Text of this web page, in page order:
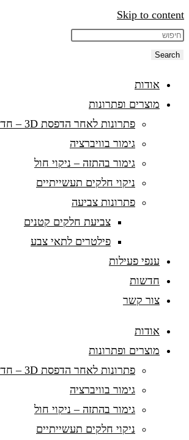
Skip to content
Search
אודות
מוצרים ופתרונות
פתרונות לאחר הדפסת 3D – חדש!
גימור בוויברציה
גימור בהתזה – ניקוי חול
ניקוי חלקים תעשייתיים
פתרונות צביעה
צביעת חלקים קטנים
פילטרים לתאי צבע
ענפי פעילות
חדשות
צור קשר
אודות
מוצרים ופתרונות
פתרונות לאחר הדפסת 3D – חדש!
גימור בוויברציה
גימור בהתזה – ניקוי חול
ניקוי חלקים תעשייתיים